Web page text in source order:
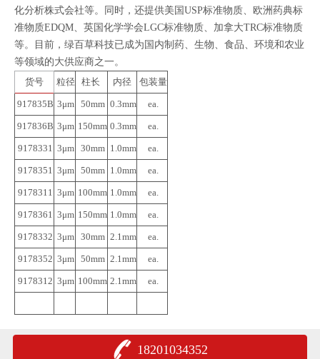
化分析株式会社等。同时，还提供美国USP标准物质、欧洲药典标
准物质EDQM、英国化学学会LGC标准物质、加拿大TRC标准物质
等。目前，绿百草科技已成为国内制药、生物、食品、环境和农业
等领域的大供应商之一。
货号
粒径 柱长 内径 包装量
917835B 3μm 50mm 0.3mm ea.
917836B 3μm 150mm 0.3mm ea.
9178331 3μm 30mm 1.0mm ea.
9178351 3μm 50mm 1.0mm ea.
9178311 3μm 100mm 1.0mm ea.
9178361 3μm 150mm 1.0mm ea.
9178332 3μm 30mm 2.1mm ea.
9178352 3μm 50mm 2.1mm ea.
9178312 3μm 100mm 2.1mm ea.
18201034352